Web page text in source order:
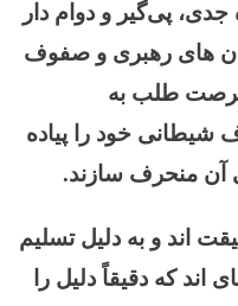
جدی، پی‌گیر و دوام دار
های رهبری و صفوف
طلب به
شیطانی خود را پیاده
آن منحرف سازند.
اند و به دلیل تسلیم
که دقیقاً دلیل را